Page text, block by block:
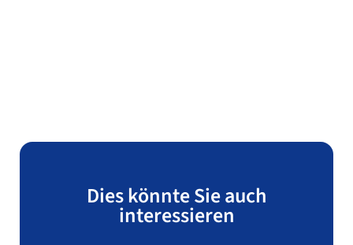
Dies könnte Sie auch
interessieren